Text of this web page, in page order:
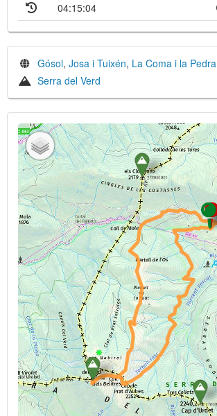
04:15:04
Gósol, Josa i Tuixén, La Coma i la Pedra
Serra del Verd